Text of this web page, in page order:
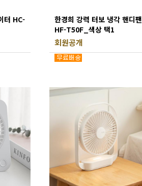
터 HC-
한경희 강력 터보 냉각 핸디팬
HF-T50F_색상 택1
회원공개